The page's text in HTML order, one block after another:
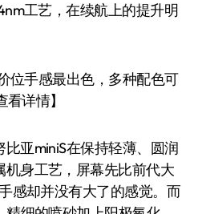
工艺，在续航上的提升明
手感最出色，多种配色可
详情】
亚miniS在保持轻薄、圆润
机身工艺，屏幕先比前代大
感却并没有大了的感觉。而